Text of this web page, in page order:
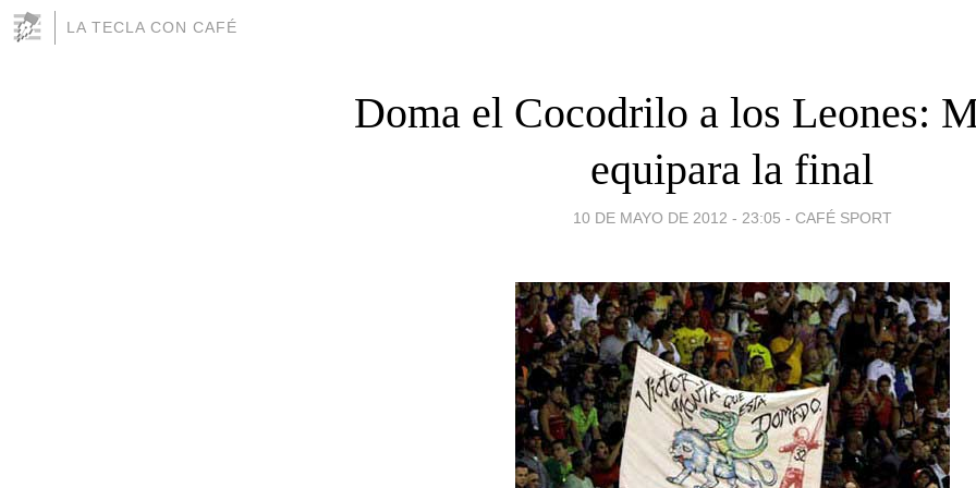
LA TECLA CON CAFÉ
Doma el Cocodrilo a los Leones:
equipara la final
10 DE MAYO DE 2012 - 23:05 - CAFÉ SPORT